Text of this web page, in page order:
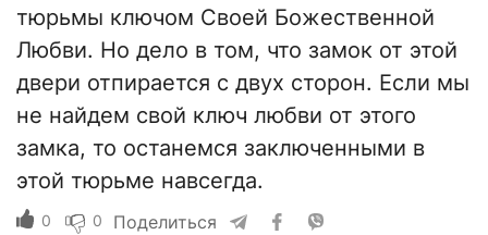
тюрьмы ключом Своей Божественной
Любви. Но дело в том, что замок от этой
двери отпирается с двух сторон. Если мы
не найдем свой ключ любви от этого
замка, то останемся заключенными в
этой тюрьме навсегда.
0 0 Поделиться